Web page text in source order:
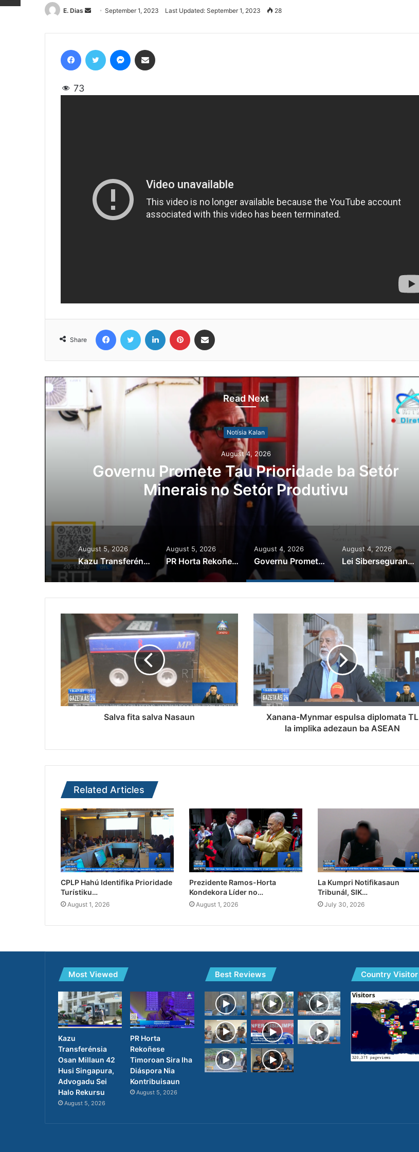
E. Dias
Send
email
September 1, 2023 Last Updated: September 1, 2023 28
73
Share
Read Next
Notísia Kalan
August 4, 2026
Governu Promete Tau Prioridade ba Setór
Minerais no Setór Produtivu
August 5, 2026
Kazu Transferénsia Osan Millaun 42 Husi Singapura, Advogadu Sei Halo Rekursu
August 5, 2026
PR Horta Rekoñese Timoroan Sira Iha Diáspora Nia Kontribuisaun
August 4, 2026
Governu Promete Tau Prioridade ba Setór Minerais no Setór Produtivu
August 4, 2026
Lei Siberseguransa Ajuda Autoridade Polisiál Kaptura Autór Kriminozu ho Paradeiru Iha Estranjeiru
Salva fita salva Nasaun
Xanana-Mynmar espulsa diplomata TL
la implika adezaun ba ASEAN
Related Articles
CPLP Hahú Identifika Prioridade
Turístiku…
August 1, 2026
Prezidente Ramos-Horta
Kondekora Líder no…
August 1, 2026
La Kumpri Notifikasaun
Tribunál, SIK…
July 30, 2026
Most Viewed
Kazu
Transferénsia
Osan Millaun 42
Husi Singapura,
Advogadu Sei
Halo Rekursu
August 5, 2026
PR Horta
Rekoñese
Timoroan Sira Iha
Diáspora Nia
Kontribuisaun
August 5, 2026
Best Reviews Country Visitor